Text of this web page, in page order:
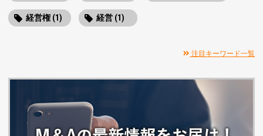
経営権 (1) 経営 (1)
注目キーワード一覧